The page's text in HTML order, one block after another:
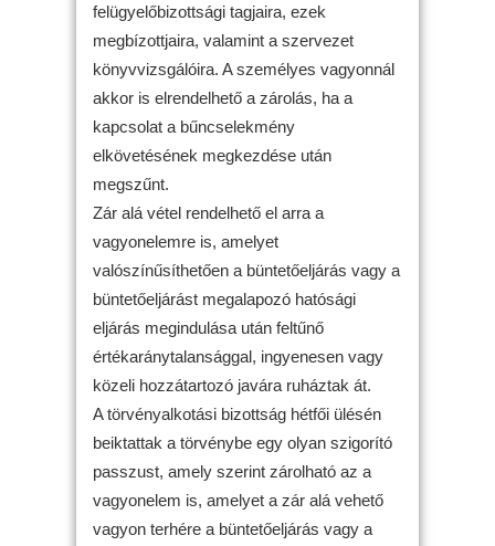
felügyelőbizottsági tagjaira, ezek
megbízottjaira, valamint a szervezet
könyvvizsgálóira. A személyes vagyonnál
akkor is elrendelhető a zárolás, ha a
kapcsolat a bűncselekmény
elkövetésének megkezdése után
megszűnt.
Zár alá vétel rendelhető el arra a
vagyonelemre is, amelyet
valószínűsíthetően a büntetőeljárás vagy a
büntetőeljárást megalapozó hatósági
eljárás megindulása után feltűnő
értékaránytalansággal, ingyenesen vagy
közeli hozzátartozó javára ruháztak át.
A törvényalkotási bizottság hétfői ülésén
beiktattak a törvénybe egy olyan szigorító
passzust, amely szerint zárolható az a
vagyonelem is, amelyet a zár alá vehető
vagyon terhére a büntetőeljárás vagy a